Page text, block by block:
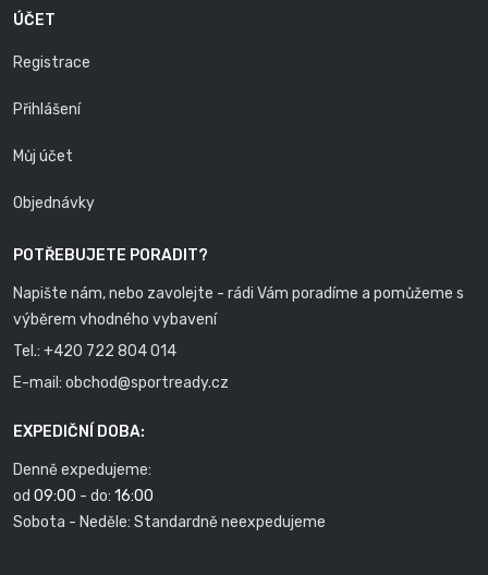
ÚČET
Registrace
Přihlášení
Můj účet
Objednávky
POTŘEBUJETE PORADIT?
Napište nám, nebo zavolejte - rádi Vám poradíme a pomůžeme s
výběrem vhodného vybavení
Tel.: +420 722 804 014
E-mail: obchod@sportready.cz
EXPEDIČNÍ DOBA:
Denně expedujeme:
od 09:00 - do: 16:00
Sobota - Neděle: Standardně neexpedujeme